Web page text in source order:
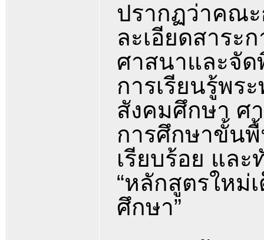
ปรากฏว่าคณ
ละเอียดสาระ
ศาสนาและจัด
การเรียนรู้พร
สังคมศึกษา ศ
การศึกษาขั้นพื้
เรียบร้อย และ
“หลักสูตรใหม่
ศึกษา”